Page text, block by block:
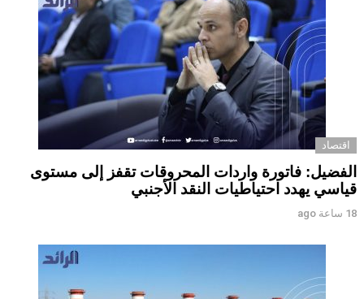
اقتصاد
الفضيل: فاتورة واردات المحروقات تقفز إلى مستوى
قياسي يهدد احتياطيات النقد الأجنبي
18 ساعة ago